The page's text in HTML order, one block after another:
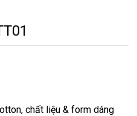
chất liệu & form dáng